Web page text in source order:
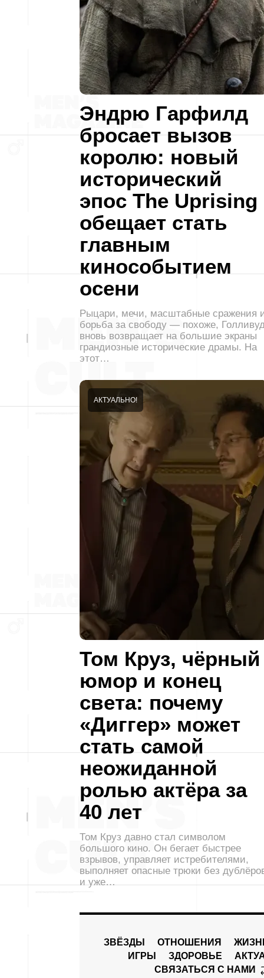
Эндрю Гарфилд
бросает вызов
королю: новый
исторический
эпос The Uprising
обещает стать
главным
кинособытием
осени
Рыцари, мечи, масштабные сражения
борьба за свободу — похоже,
вновь возвращает на большие экраны
грандиозные исторические драмы. На
этот…
Том Круз, чёрный
юмор и конец
света: почему
«Диггер» может
стать самой
неожиданной
ролью актёра за
40 лет
АКТУАЛЬНО!
Том Круз давно стал символом
большого кино. Он бегает быстрее
взрывов, управляет истребителями,
выполняет опасные трюки без
и уже…
ЗВЁЗДЫ ОТНОШЕНИЯ
ИГРЫ
ЗДОРОВЬЕ
СВЯЗАТЬСЯ С НАМИ